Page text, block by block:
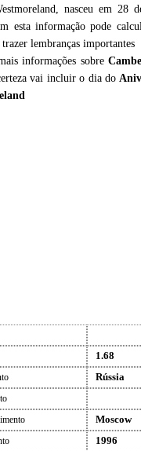
nasceu em 28
esta informação pode
lembranças importantes
informações sobre
vai incluir o dia do
1.68
Rússia
Moscow
1996